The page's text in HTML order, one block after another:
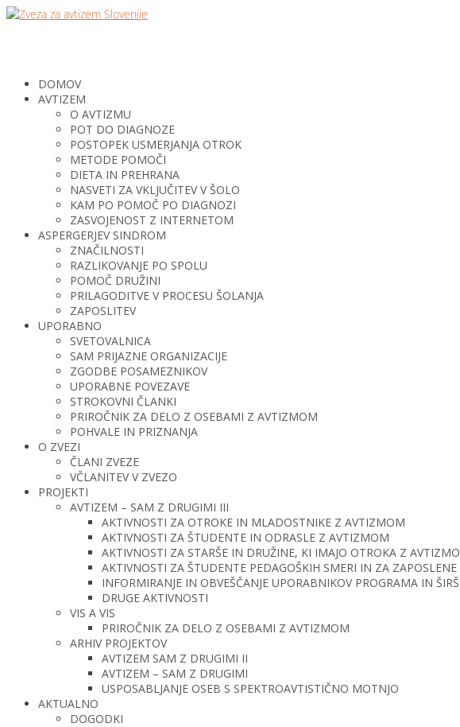
DOMOV
AVTIZEM
O AVTIZMU
POT DO DIAGNOZE
POSTOPEK USMERJANJA OTROK
METODE POMOČI
DIETA IN PREHRANA
NASVETI ZA VKLJUČITEV V ŠOLO
KAM PO POMOČ PO DIAGNOZI
ZASVOJENOST Z INTERNETOM
ASPERGERJEV SINDROM
ZNAČILNOSTI
RAZLIKOVANJE PO SPOLU
POMOČ DRUŽINI
PRILAGODITVE V PROCESU ŠOLANJA
ZAPOSLITEV
UPORABNO
SVETOVALNICA
SAM PRIJAZNE ORGANIZACIJE
ZGODBE POSAMEZNIKOV
UPORABNE POVEZAVE
STROKOVNI ČLANKI
PRIROČNIK ZA DELO Z OSEBAMI Z AVTIZMOM
POHVALE IN PRIZNANJA
O ZVEZI
ČLANI ZVEZE
VČLANITEV V ZVEZO
PROJEKTI
AVTIZEM – SAM Z DRUGIMI III
AKTIVNOSTI ZA OTROKE IN MLADOSTNIKE Z AVTIZMOM
AKTIVNOSTI ZA ŠTUDENTE IN ODRASLE Z AVTIZMOM
AKTIVNOSTI ZA STARŠE IN DRUŽINE, KI IMAJO OTROKA Z
AKTIVNOSTI ZA ŠTUDENTE PEDAGOŠKIH SMERI IN ZA ZAPOSLENE
INFORMIRANJE IN OBVEŠČANJE UPORABNIKOV PROGRAMA IN
DRUGE AKTIVNOSTI
VIS A VIS
PRIROČNIK ZA DELO Z OSEBAMI Z AVTIZMOM
ARHIV PROJEKTOV
AVTIZEM SAM Z DRUGIMI II
AVTIZEM – SAM Z DRUGIMI
USPOSABLJANJE OSEB S SPEKTROAVTISTIČNO MOTNJO
AKTUALNO
DOGODKI